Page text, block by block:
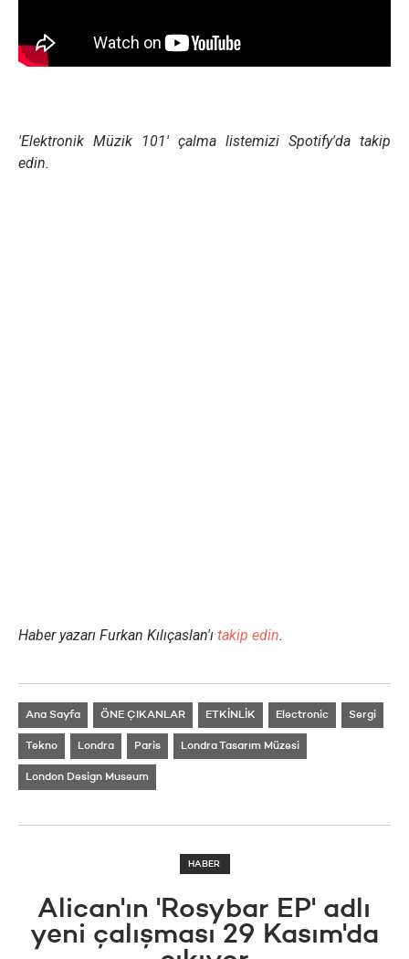
'Elektronik Müzik 101' çalma listemizi Spotify'da takip
edin.
Haber yazarı Furkan Kılıçaslan'ı takip edin.
Ana Sayfa ÖNE ÇIKANLAR ETKİNLİK Electronic Sergi
Tekno Londra Paris Londra Tasarım Müzesi
London Design Museum
HABER
Alican'ın 'Rosybar EP' adlı
yeni çalışması 29 Kasım'da